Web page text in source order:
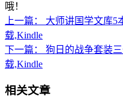
哦！
上一篇：
大师讲国学文库5
载,Kindle
下一篇：
狗日的战争套装
载,Kindle
相关文章